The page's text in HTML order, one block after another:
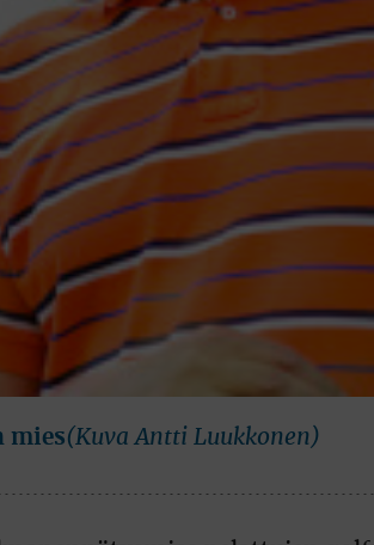
mies(Kuva Antti Luukkonen)